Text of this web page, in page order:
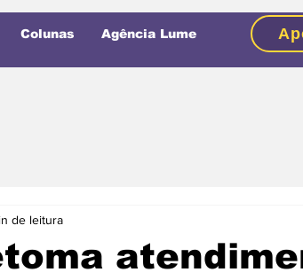
Colunas Agência Lume
de leitura